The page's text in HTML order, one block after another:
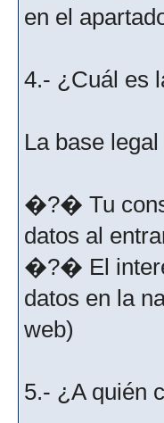
en el
4.- ¿Cuál es
La base
�?� Tu
datos al
�?� El
datos en la
web)
5.- ¿A quién